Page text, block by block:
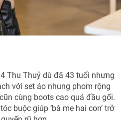
Thu Thuỷ dù đã 43 tuổi nhưng
với set áo nhung phom rộng
cùng boots cao quá đầu gối.
buộc giúp ‘bà mẹ hai con’ trở